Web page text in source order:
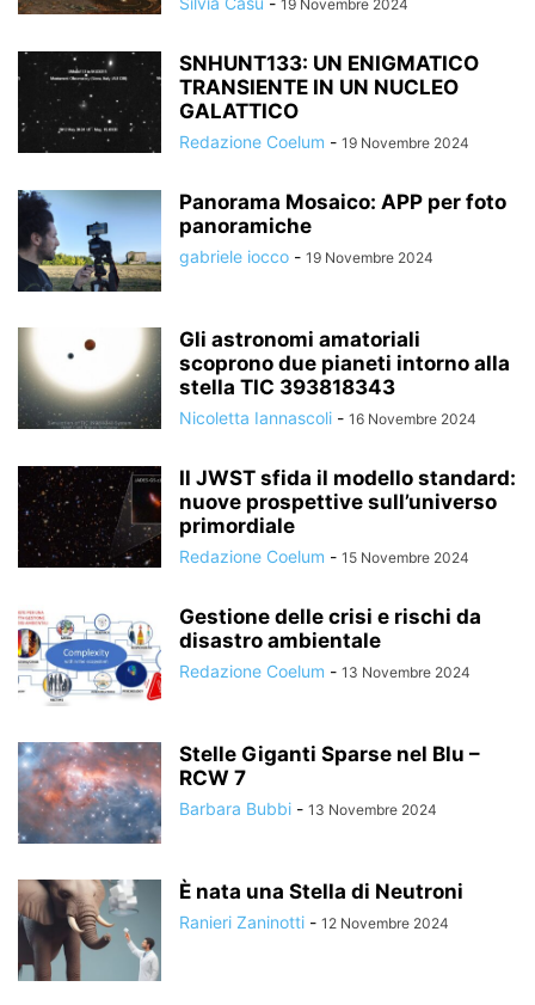
19 Novembre 2024
SNHUNT133: UN ENIGMATICO
TRANSIENTE IN UN NUCLEO
GALATTICO
Redazione Coelum - 19 Novembre 2024
Panorama Mosaico: APP per foto
panoramiche
gabriele iocco - 19 Novembre 2024
Gli astronomi amatoriali
scoprono due pianeti intorno alla
stella TIC 393818343
Nicoletta Iannascoli - 16 Novembre 2024
Il JWST sfida il modello standard:
nuove prospettive sull’universo
primordiale
Redazione Coelum - 15 Novembre 2024
Gestione delle crisi e rischi da
disastro ambientale
Redazione Coelum - 13 Novembre 2024
Stelle Giganti Sparse nel Blu –
RCW 7
Barbara Bubbi - 13 Novembre 2024
È nata una Stella di Neutroni
Ranieri Zaninotti - 12 Novembre 2024